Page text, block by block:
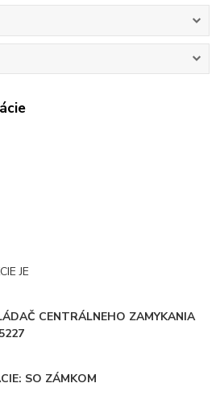
JE
CENTRÁLNEHO ZAMYKANIA
SO ZÁMKOM